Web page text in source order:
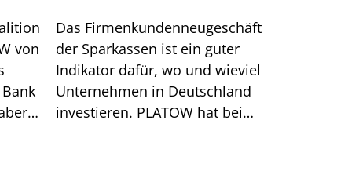
von
Das Firmenkundenneugeschäft
der Sparkassen ist ein guter
Indikator dafür, wo und wieviel
Unternehmen in Deutschland
investieren. PLATOW hat bei